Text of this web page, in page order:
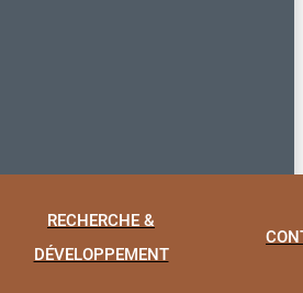
RECHERCHE &
DÉVELOPPEMENT